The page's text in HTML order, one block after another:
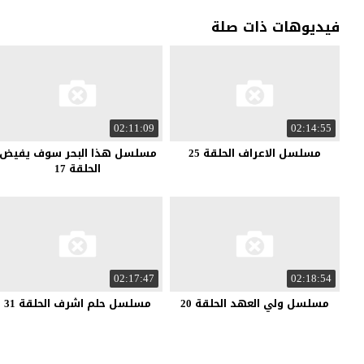
فيديوهات ذات صلة
02:14:55
مسلسل الاعراف الحلقة 25
02:11:09
مسلسل هذا البحر سوف
الحلقة 17
02:18:54
مسلسل ولي العهد الحلقة 20
02:17:47
مسلسل حلم اشرف الحلقة 31